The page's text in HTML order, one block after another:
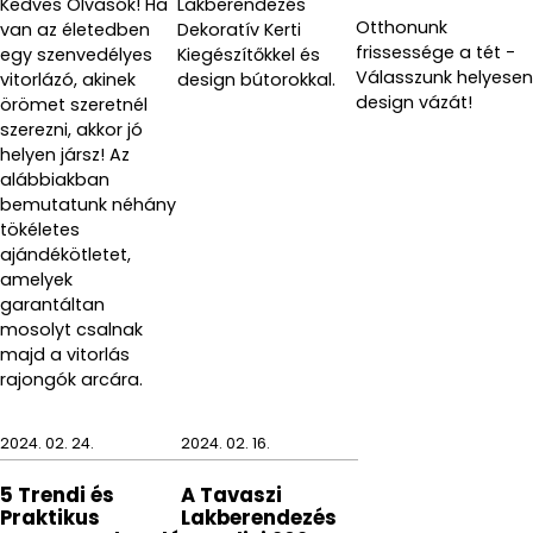
1. a divatos hátteret
2. érzelmek megjelenítését
3. mindezt az öko fenntarthatóság jegyében
Tisztítási tippek:
Használjon puha törlőkendőt üvegtisztító szerekkel
(feltéve, hogy azok nem tartalmaznak alkoholos
vagy súroló hatású anyagokat).
Az enyhe karcolások folyékony fényezőanyaggal és
puha mikroszálas kendővel eltávolíthatók.
Kedves Olvasók! Ha
van az életedben
egy szenvedélyes
vitorlázó, akinek
örömet szeretnél
szerezni, akkor jó
helyen jársz! Az
alábbiakban
bemutatunk néhány
tökéletes
ajándékötletet,
amelyek
garantáltan
mosolyt csalnak
majd a vitorlás
rajongók arcára.
Lakberendezés
Dekoratív Kerti
Kiegészítőkkel és
design bútorokkal.
Otthonunk
frissessége a tét -
Válasszunk helyesen
design vázát!
2024. 02. 24.
5 Trendi és
Praktikus
2024. 02. 16.
A Tavaszi
Lakberendezés